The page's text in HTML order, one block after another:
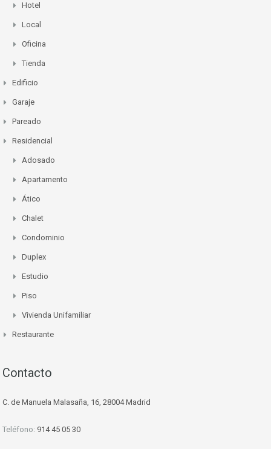
Hotel
Local
Oficina
Tienda
Edificio
Garaje
Pareado
Residencial
Adosado
Apartamento
Ático
Chalet
Condominio
Duplex
Estudio
Piso
Vivienda Unifamiliar
Restaurante
Contacto
C. de Manuela Malasaña, 16, 28004 Madrid
Teléfono: 914 45 05 30